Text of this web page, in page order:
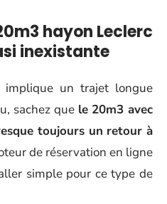
hayon Leclerc
inexistante
implique un trajet longue
sachez que le 20m3 avec
toujours un retour à
de réservation en ligne
simple pour ce type de